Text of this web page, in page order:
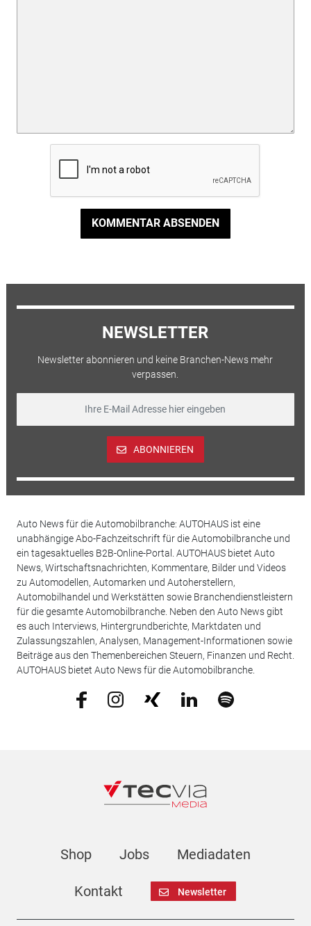
KOMMENTAR ABSENDEN
NEWSLETTER
Newsletter abonnieren und keine Branchen-News mehr
verpassen.
ABONNIEREN
Auto News für die Automobilbranche: AUTOHAUS ist eine
unabhängige Abo-Fachzeitschrift für die Automobilbranche und
ein tagesaktuelles B2B-Online-Portal. AUTOHAUS bietet Auto
News, Wirtschaftsnachrichten, Kommentare, Bilder und Videos
zu Automodellen, Automarken und Autoherstellern,
Automobilhandel und Werkstätten sowie Branchendienstleistern
für die gesamte Automobilbranche. Neben den Auto News gibt
es auch Interviews, Hintergrundberichte, Marktdaten und
Zulassungszahlen, Analysen, Management-Informationen sowie
Beiträge aus den Themenbereichen Steuern, Finanzen und Recht.
AUTOHAUS bietet Auto News für die Automobilbranche.
Shop Jobs Mediadaten
Kontakt Newsletter